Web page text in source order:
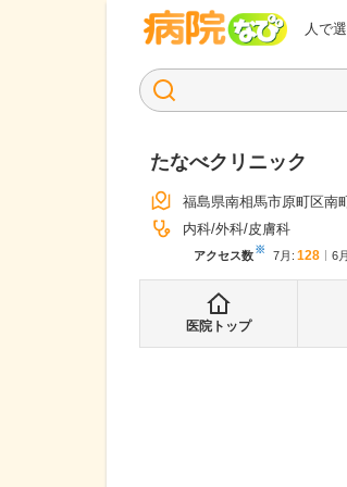
人で
病院なび
たなべクリニック
福島県南相馬市原町区南
内科 外科 皮膚科
アクセス数※ 7月 : 128 6月
医院トップ